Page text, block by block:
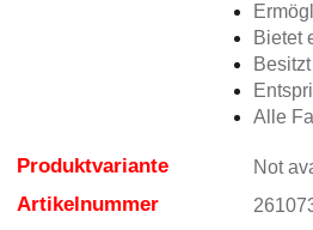
Bietet
Alle
Produktvariante Not
Artikelnummer